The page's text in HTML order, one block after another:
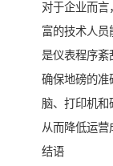
对于企业而
富的技术人
是仪表程序紊
确保地磅的准
脑、打印机和
从而降低运营
结语